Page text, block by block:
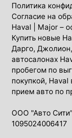
Политика
Согласие на
Haval | Major –
Купить новые
Дарго,
автосалонах
пробегом по
покупкой,
прием авто по
ООО "Авто
1095024006417